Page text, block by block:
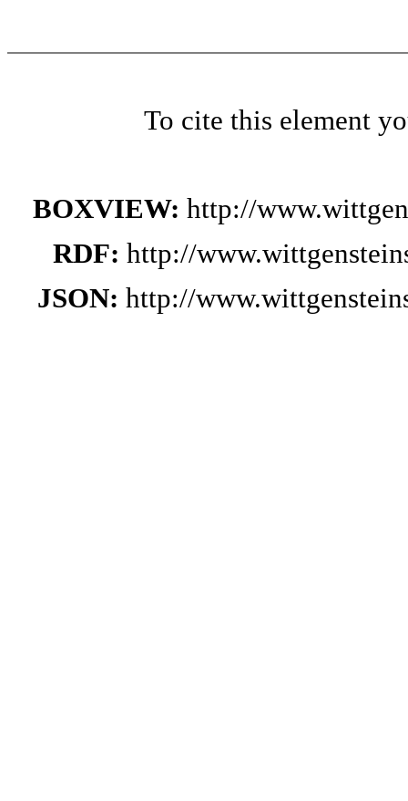
To cite this element
BOXVIEW: http://
RDF: http://
JSON: http://